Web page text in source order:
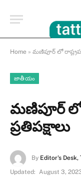
Home » మణిపూర్ లో
జాతీయం
మణిపూర్ లో
ప్రతిపక్షాలు
By Editor's Desk,
Updated: August 3,